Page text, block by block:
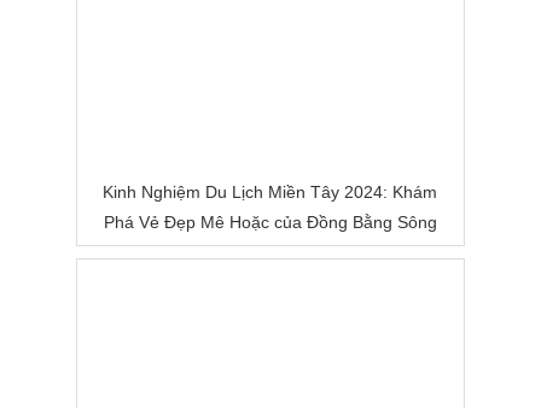
Kinh Nghiệm Du Lịch Miền Tây 2024: Khám
Phá Vẻ Đẹp Mê Hoặc của Đồng Bằng Sông
Nước